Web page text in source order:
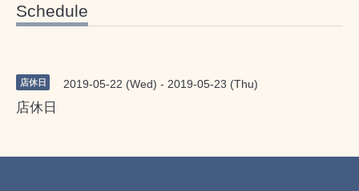
Schedule
店休日 2019-05-22 (Wed) - 2019-05-23 (Thu)
店休日